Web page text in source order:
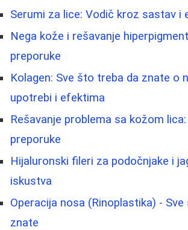
Serumi za lice: Vodič kroz sastav i
Nega kože i rešavanje
preporuke
Kolagen: Sve što treba da znate o
upotrebi i efektima
Rešavanje problema sa kožom
preporuke
Hijaluronski fileri za podočnjake i
iskustva
Operacija nosa (Rinoplastika) -
znate